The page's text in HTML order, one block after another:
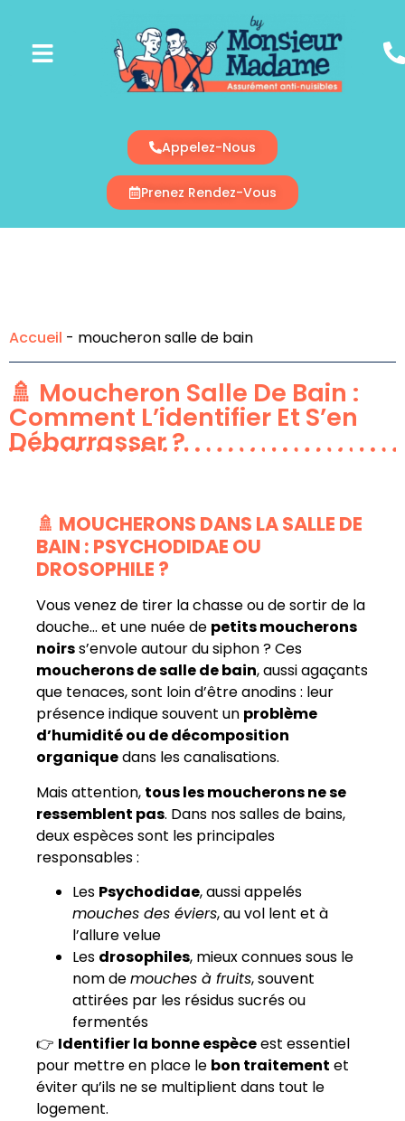
Appelez-Nous
Prenez Rendez-Vous
Accueil - moucheron salle de bain
🚿 Moucheron Salle De Bain :
Comment L’identifier Et S’en
Débarrasser ?
🚿 MOUCHERONS DANS LA SALLE DE
BAIN : PSYCHODIDAE OU
DROSOPHILE ?
Vous venez de tirer la chasse ou de sortir de la
douche… et une nuée de petits moucherons
noirss’envole autour du siphon ? Ces
moucherons de salle de bain, aussi agaçants
que tenaces, sont loin d’être anodins : leur
présence indique souvent un problème
d’humidité ou de décomposition
organiquedans les canalisations.
Mais attention, tous les moucherons ne se
ressemblent pas. Dans nos salles de bains,
deux espèces sont les principales
responsables :
Les Psychodidae, aussi appelés
mouches des éviers, au vol lent et à
l’allure velue
Les drosophiles, mieux connues sous le
nom demouches à fruits, souvent
attirées par les résidus sucrés ou
fermentés
👉 Identifier la bonne espèceest essentiel
pour mettre en place le bon traitement et
éviter qu’ils ne se multiplient dans tout le
logement.